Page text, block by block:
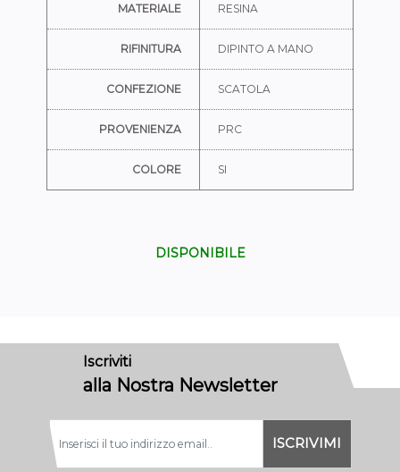
MATERIALE RESINA
RIFINITURA DIPINTO A MANO
CONFEZIONE SCATOLA
PROVENIENZA PRC
COLORE SI
DISPONIBILE
Iscriviti
alla Nostra Newsletter